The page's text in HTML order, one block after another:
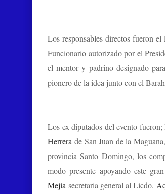
Los responsables directos fueron el
Funcionario autorizado por el
el mentor y padrino designado
pionero de la idea junto con el
Los ex diputados del evento
Herrera de San Juan de la
provincia Santo Domingo, los
modo presente apoyando este
Mejía secretaria general al Licdo.